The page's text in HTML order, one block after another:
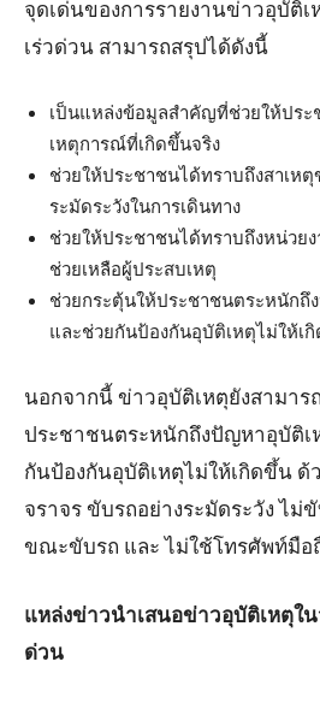
จุดเด่นของการรายงานข่าวอุบัติ
เร่วด่วน สามารถสรุปได้ดังนี้
เป็นแหล่งข้อมูลสำคัญที่ช่วยให้ประ
เหตุการณ์ที่เกิดขึ้นจริง
ช่วยให้ประชาชนได้ทราบถึงสาเห
ระมัดระวังในการเดินทาง
ช่วยให้ประชาชนได้ทราบถึงหน่วยง
ช่วยเหลือผู้ประสบเหตุ
ช่วยกระตุ้นให้ประชาชนตระหนัก
และช่วยกันป้องกันอุบัติเหตุไม่ให้เ
นอกจากนี้ ข่าวอุบัติเหตุยังสามาร
ประชาชนตระหนักถึงปัญหาอุบัติเ
กันป้องกันอุบัติเหตุไม่ให้เกิดขึ้น
จราจร ขับรถอย่างระมัดระวัง ไม่
ขณะขับรถ และ ไม่ใช้โทรศัพท์มื
แหล่งข่าวนำเสนอข่าวอุบัติเหตุใ
ด่วน